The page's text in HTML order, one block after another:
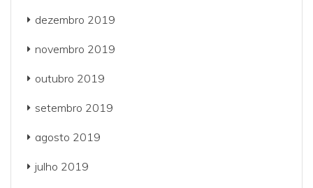
dezembro 2019
novembro 2019
outubro 2019
setembro 2019
agosto 2019
julho 2019